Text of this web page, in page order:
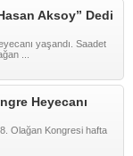
Aksoy” Dedi
yaşandı. Saadet
...
Heyecanı
Olağan Kongresi hafta